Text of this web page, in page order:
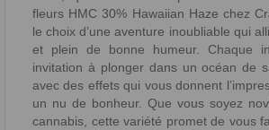
fleurs HMC 30% Hawaiian Haze chez
le choix d’une aventure inoubliable qui
et plein de bonne humeur. Chaque
invitation à plonger dans un océan de
avec des effets qui vous donnent
un nu de bonheur. Que vous soyez
cannabis, cette variété promet de vous